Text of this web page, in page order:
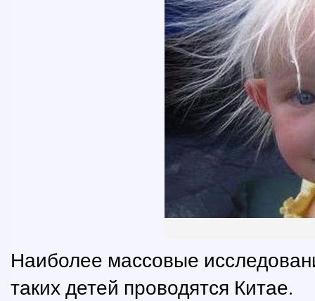
Наиболее массовые
таких детей проводятся Китае.